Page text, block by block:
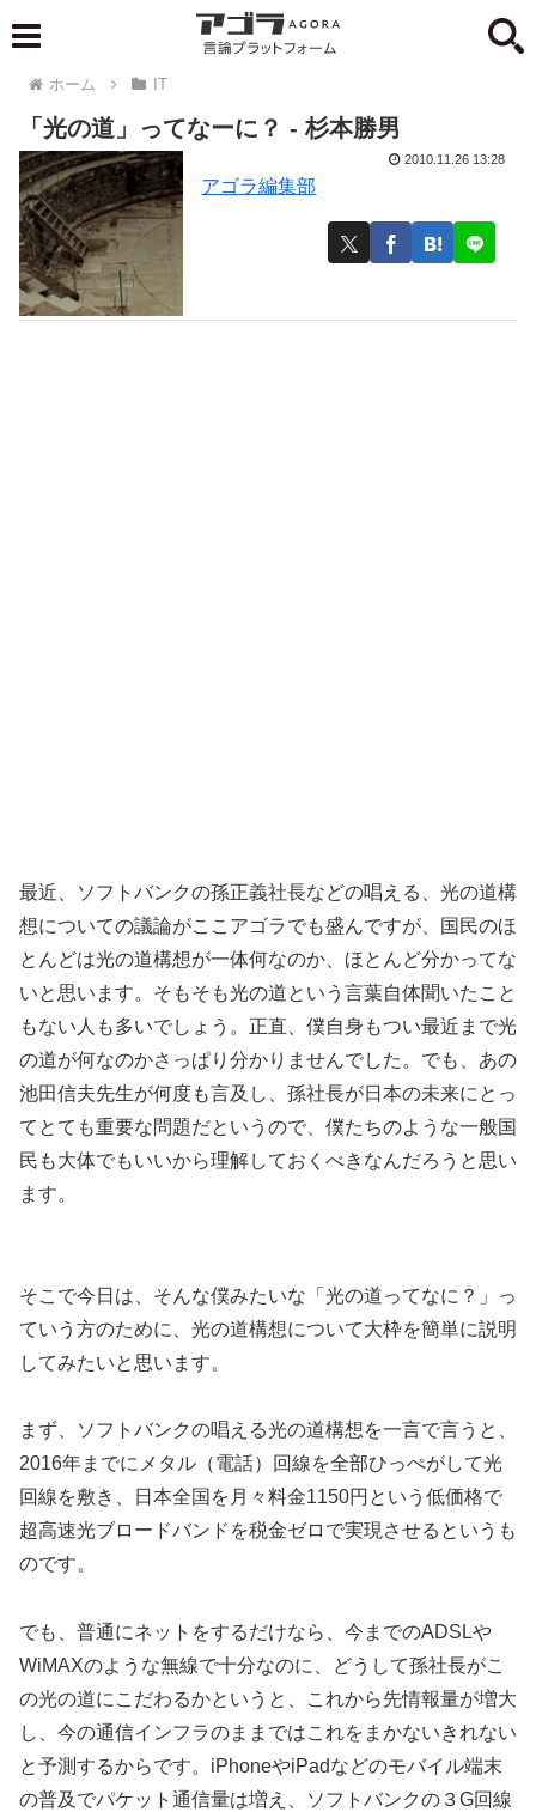
ホーム IT
「光の道」ってなーに？ - 杉本勝男
アゴラ編集部
2010.11.26 13:28
最近、ソフトバンクの孫正義社長などの唱える、光の道構
想についての議論がここアゴラでも盛んですが、国民のほ
とんどは光の道構想が一体何なのか、ほとんど分かってな
いと思います。そもそも光の道という言葉自体聞いたこと
もない人も多いでしょう。正直、僕自身もつい最近まで光
の道が何なのかさっぱり分かりませんでした。でも、あの
池田信夫先生が何度も言及し、孫社長が日本の未来にとっ
てとても重要な問題だというので、僕たちのような一般国
民も大体でもいいから理解しておくべきなんだろうと思い
ます。
そこで今日は、そんな僕みたいな「光の道ってなに？」っ
ていう方のために、光の道構想について大枠を簡単に説明
してみたいと思います。
まず、ソフトバンクの唱える光の道構想を一言で言うと、
2016年までにメタル（電話）回線を全部ひっぺがして光
回線を敷き、日本全国を月々料金1150円という低価格で
超高速光ブロードバンドを税金ゼロで実現させるというも
のです。
でも、普通にネットをするだけなら、今までのADSLや
WiMAXのような無線で十分なのに、どうして孫社長がこ
の光の道にこだわるかというと、これから先情報量が増大
し、今の通信インフラのままではこれをまかないきれない
と予測するからです。iPhoneやiPadなどのモバイル端末
の普及でパケット通信量は増え、ソフトバンクの３G回線